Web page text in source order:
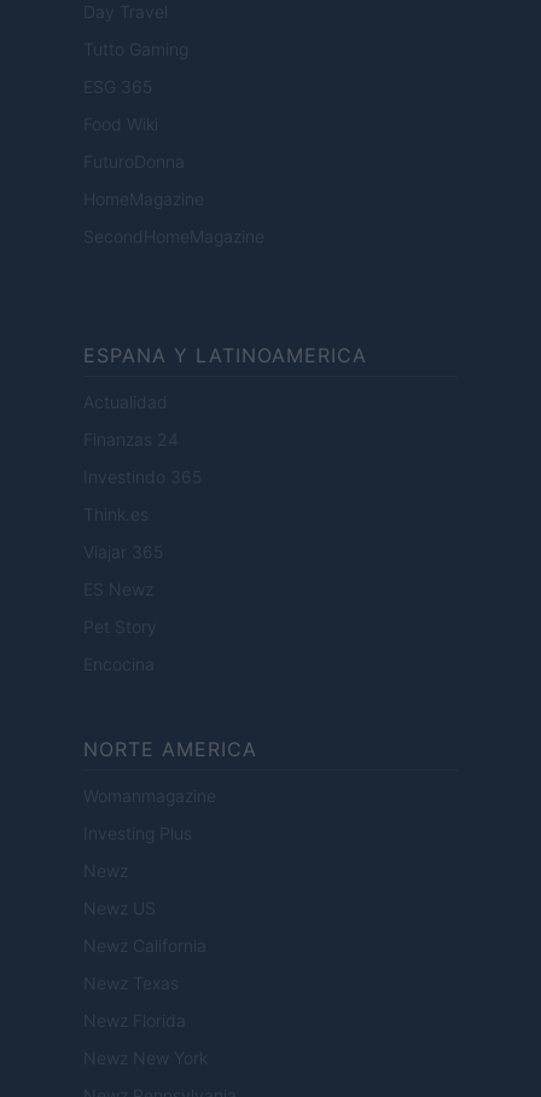
Day Travel
Tutto Gaming
ESG 365
Food Wiki
FuturoDonna
HomeMagazine
SecondHomeMagazine
ESPANA Y LATINOAMERICA
Actualidad
Finanzas 24
Investindo 365
Think.es
Viajar 365
ES Newz
Pet Story
Encocina
NORTE AMERICA
Womanmagazine
Investing Plus
Newz
Newz US
Newz California
Newz Texas
Newz Florida
Newz New York